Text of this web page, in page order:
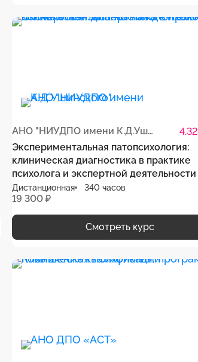
АНО "НИУДПО имени К.Д.Ушинского" 4.32
Экспериментальная патопсихология:
клиническая диагностика в практике
психолога и экспертной деятельности
Дистанционная 340 часов
19 300 ₽
Смотреть курс